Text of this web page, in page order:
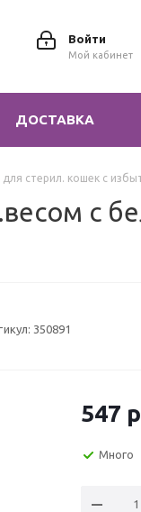
Войти
Мой кабинет
ДОСТАВКА
стерил. кошек с
с
350891
547
Много